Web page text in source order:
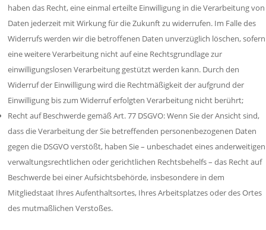
haben das Recht, eine einmal erteilte Einwilligung in die Verarbeitung von
Daten jederzeit mit Wirkung für die Zukunft zu widerrufen. Im Falle des
Widerrufs werden wir die betroffenen Daten unverzüglich löschen, sofern
eine weitere Verarbeitung nicht auf eine Rechtsgrundlage zur
einwilligungslosen Verarbeitung gestützt werden kann. Durch den
Widerruf der Einwilligung wird die Rechtmäßigkeit der aufgrund der
Einwilligung bis zum Widerruf erfolgten Verarbeitung nicht berührt;
Recht auf Beschwerde gemäß Art. 77 DSGVO: Wenn Sie der Ansicht sind,
dass die Verarbeitung der Sie betreffenden personenbezogenen Daten
gegen die DSGVO verstößt, haben Sie – unbeschadet eines anderweitigen
verwaltungsrechtlichen oder gerichtlichen Rechtsbehelfs – das Recht auf
Beschwerde bei einer Aufsichtsbehörde, insbesondere in dem
Mitgliedstaat Ihres Aufenthaltsortes, Ihres Arbeitsplatzes oder des Ortes
des mutmaßlichen Verstoßes.